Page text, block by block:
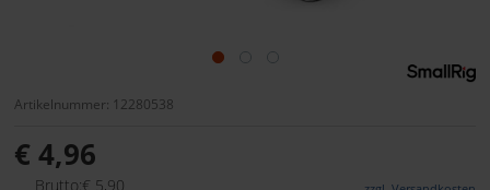
Artikelnummer: 12280538
€ 4,96
Brutto:€ 5,90